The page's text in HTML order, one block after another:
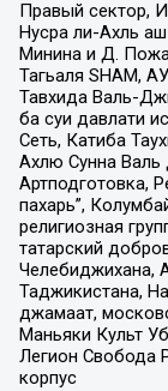
Правый сектор,
Нусра ли-Ахль
Минина и Д.
Тагьаля SHAM,
Тавхида Валь-
ба суи давлати
Сеть, Катиба
Ахлю Сунна Валь
Артподготовка,
пахарь”,
религиозная
татарский
Челебиджихана,
Таджикистана,
джамаат,
Маньяки Культ
Легион Свобода
корпус